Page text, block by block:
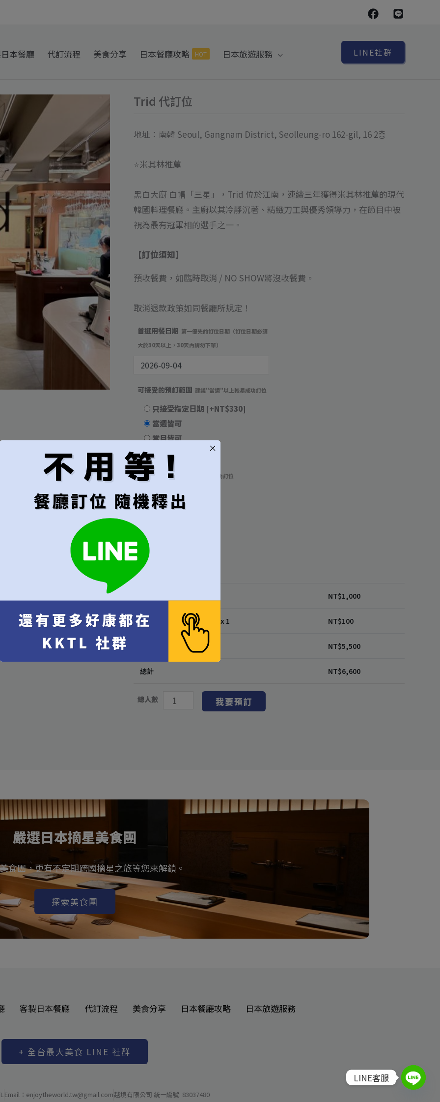
本餐廳 代訂流程 美食分享 日本餐廳攻略 HOT 日本旅遊服務 LINE社群
Trid 代訂位
地址：南韓 Seoul, Gangnam District, Seolleung-ro 162-gil, 16 2층
⭐️米其林推薦
黑白大廚 白帽「三星」，Trid 位於江南，連續三年獲得米其林推薦的現代
韓國料理餐廳。主廚以其冷靜沉著、精緻刀工與優秀領導力，在節目中被
視為最有冠軍相的選手之一。
【訂位須知】
預收餐費，如臨時取消 / NO SHOW將沒收餐費 。
取消退款政策如同餐廳所規定！
首選用餐日期 第一優先的訂位日期（訂位日期必須
大於30天以上，30天內請勿下單）
可接受的預訂範圍 建議"當週"以上較易成功訂位
只接受指定日期 [+NT$330]
當週皆可
當月皆可
無限制，有訂到就吃
用餐時段 建議"隨機"較容易成功訂位
隨機（建議）
午餐
代訂費
NT$1,000
10% 服務費 每位 NT$ x 1 NT$100
5,500x 1 NT$5,500
總計 NT$6,600
總人數
Trid
訂
數
我要預訂
嚴選日本摘星美食團
食團，更有不定期跨國摘星之旅等您來解鎖。
探索美食團
客製日本餐廳 代訂流程 美食分享 日本餐廳攻略 日本旅遊服務
+ 全台最大美食 LINE 社群
Email：enjoytheworld.tw@gmail.com越境有限公司 統一編號: 83037480
LINE客服